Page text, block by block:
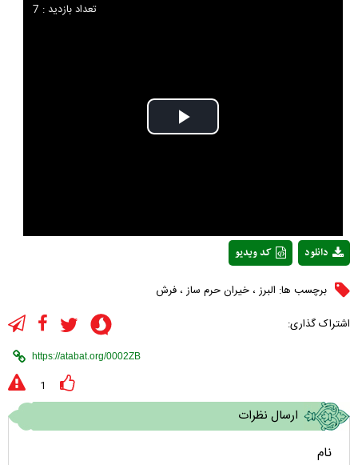
Play
تعداد بازدید : 7
کد ویدیو دانلود
برچسب ها: البرز ، خیران حرم ساز ، فرش
اشتراک گذاری:
1
ارسال نظرات
نام